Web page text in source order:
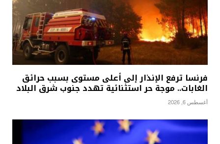
فرنسا ترفع الإنذار إلى أعلى مستوى بسبب حرائق
الغابات.. موجة حر استثنائية تهدد جنوب شرق البلاد
أغسطس 6, 2026